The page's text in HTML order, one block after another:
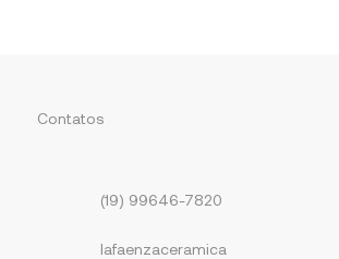
Contatos
(19) 99646-7820
lafaenzaceramica